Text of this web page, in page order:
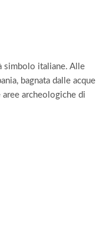
simbolo italiane. Alle
bagnata dalle acque
archeologiche di